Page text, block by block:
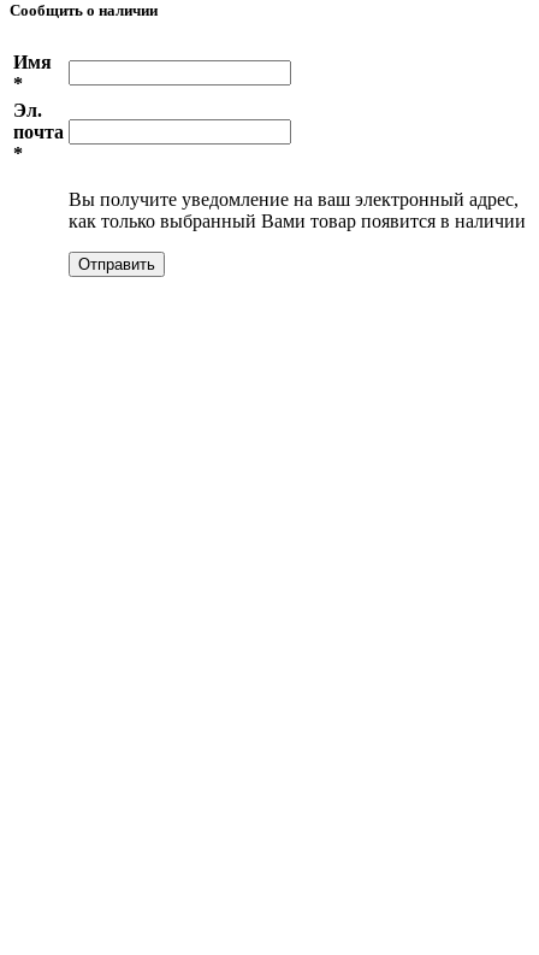
Сообщить о наличии
Имя
*
Эл.
почта
*
Вы получите уведомление на ваш электронный адрес,
как только выбранный Вами товар появится в наличии